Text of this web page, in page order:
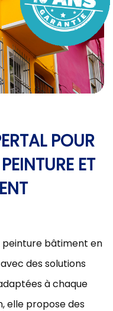
POUR
ET
peinture bâtiment en
des solutions
à chaque
elle propose des